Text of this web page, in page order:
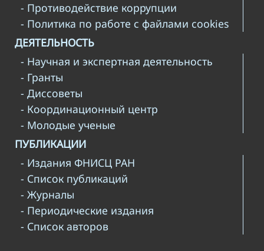
- Противодействие коррупции
- Политика по работе с файлами cookies
ДЕЯТЕЛЬНОСТЬ
- Научная и экспертная деятельность
- Гранты
- Диссоветы
- Координационный центр
- Молодые ученые
ПУБЛИКАЦИИ
- Издания ФНИСЦ РАН
- Список публикаций
- Журналы
- Периодические издания
- Список авторов